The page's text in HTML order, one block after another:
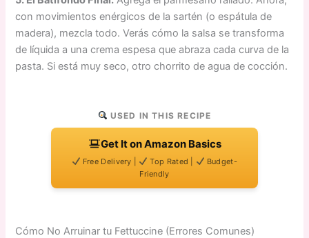
con movimientos enérgicos de la sartén (o espátula de
madera), mezcla todo. Verás cómo la salsa se transforma
de líquida a una crema espesa que abraza cada curva de la
pasta. Si está muy seco, otro chorrito de agua de cocción.
USED IN THIS RECIPE
Get It on Amazon Basics
Free Delivery | Top Rated |
Budget-
Friendly
Cómo No Arruinar tu Fettuccine (Errores Comunes)